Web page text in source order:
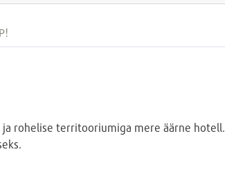
rohelise territooriumiga mere äärne hotell.